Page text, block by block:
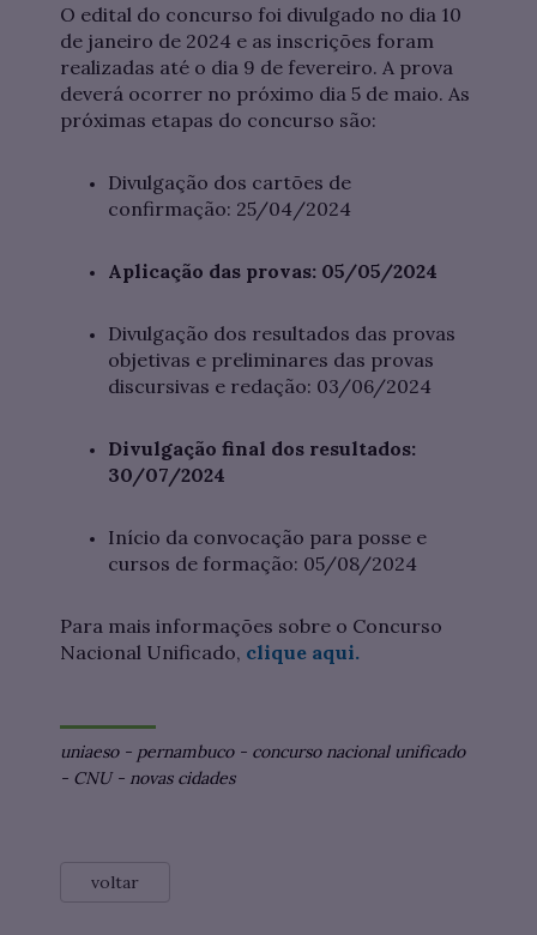
O edital do concurso foi divulgado no dia 10
de janeiro de 2024 e as inscrições foram
realizadas até o dia 9 de fevereiro. A prova
deverá ocorrer no próximo dia 5 de maio. As
próximas etapas do concurso são:
Divulgação dos cartões de
confirmação: 25/04/2024
Aplicação das provas: 05/05/2024
Divulgação dos resultados das provas
objetivas e preliminares das provas
discursivas e redação: 03/06/2024
Divulgação final dos resultados:
30/07/2024
Início da convocação para posse e
cursos de formação: 05/08/2024
Para mais informações sobre o Concurso
Nacional Unificado, clique aqui.
uniaeso- pernambuco- concurso nacional unificado
- CNU- novas cidades
voltar